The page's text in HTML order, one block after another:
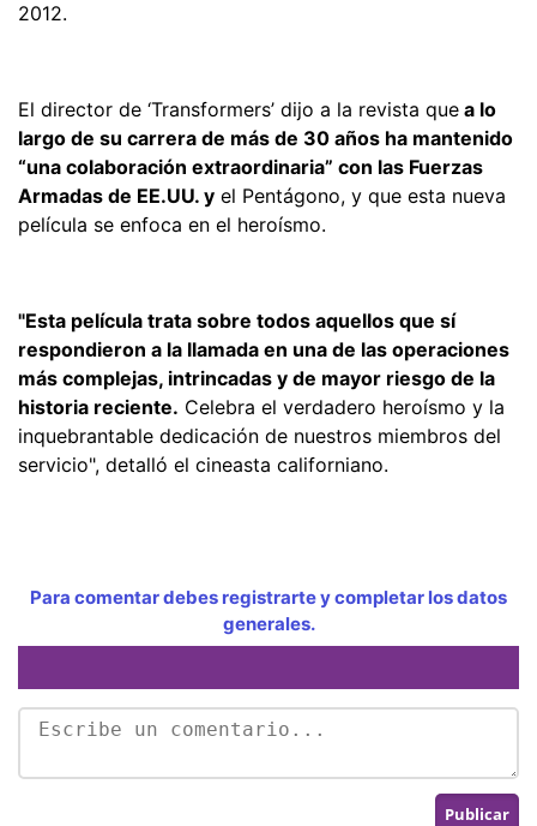
2012.
El director de ‘Transformers’ dijo a la revista que a lo
largo de su carrera de más de 30 años ha mantenido
“una colaboración extraordinaria” con las Fuerzas
Armadas de EE.UU. y el Pentágono, y que esta nueva
película se enfoca en el heroísmo.
"Esta película trata sobre todos aquellos que sí
respondieron a la llamada en una de las operaciones
más complejas, intrincadas y de mayor riesgo de la
historia reciente. Celebra el verdadero heroísmo y la
inquebrantable dedicación de nuestros miembros del
servicio", detalló el cineasta californiano.
Para comentar debes registrarte y completar los datos
generales.